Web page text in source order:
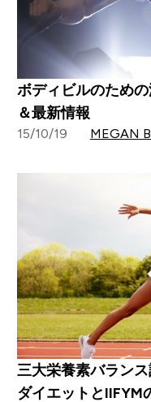
ボディビルのため
＆最新情報
15/10/19 MEGAN
三大栄養素バラン
ダイエットとIIFYM